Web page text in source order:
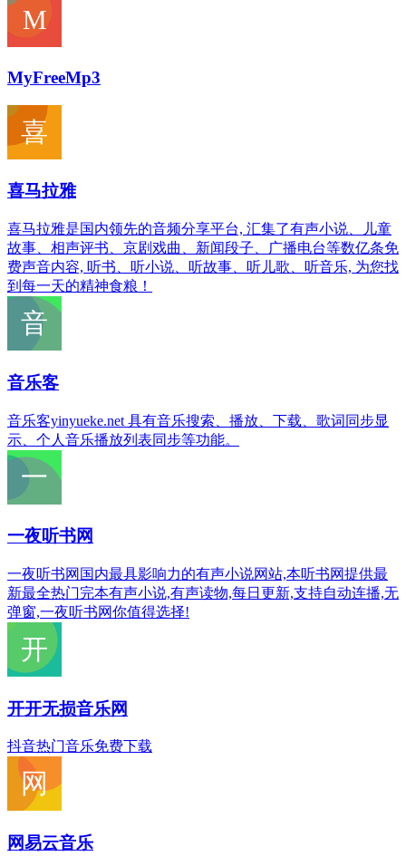
MyFreeMp3
喜马拉雅
喜马拉雅是国内领先的音频分享平台, 汇集了有声小说、儿童
故事、相声评书、京剧戏曲、新闻段子、广播电台等数亿条免
费声音内容, 听书、听小说、听故事、听儿歌、听音乐, 为您找
到每一天的精神食粮！
音乐客
音乐客yinyueke.net 具有音乐搜索、播放、下载、歌词同步显
示、个人音乐播放列表同步等功能。
一夜听书网
一夜听书网国内最具影响力的有声小说网站,本听书网提供最
新最全热门完本有声小说,有声读物,每日更新,支持自动连播,无
弹窗,一夜听书网你值得选择!
开开无损音乐网
抖音热门音乐免费下载
网易云音乐